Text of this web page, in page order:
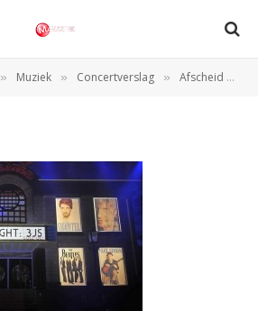
» Muziek » Concertverslag » Afscheid Jaap de Witte tijdens Bronnen in de Goudse Schouwburg 16-04-2013